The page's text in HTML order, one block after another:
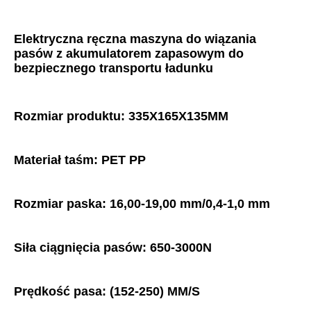
Elektryczna ręczna maszyna do wiązania
pasów z akumulatorem zapasowym do
bezpiecznego transportu ładunku
Rozmiar produktu: 335X165X135MM
Materiał taśm: PET PP
Rozmiar paska: 16,00-19,00 mm/0,4-1,0 mm
Siła ciągnięcia pasów: 650-3000N
Prędkość pasa: (152-250) MM/S